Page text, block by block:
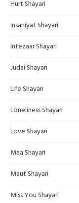
Hurt Shayari
Insaniyat Shayari
Intezaar Shayari
Judai Shayari
Life Shayari
Loneliness Shayari
Love Shayari
Maa Shayari
Maut Shayari
Miss You Shayari